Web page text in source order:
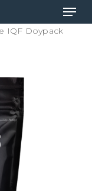
IQF Doypack